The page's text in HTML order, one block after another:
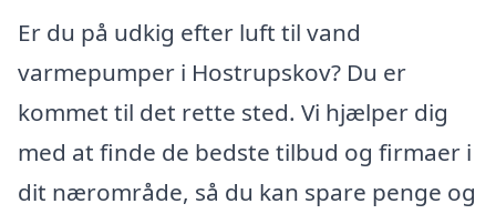
Er du på udkig efter luft til vand
varmepumper i Hostrupskov? Du er
kommet til det rette sted. Vi hjælper dig
med at finde de bedste tilbud og firmaer i
dit nærområde, så du kan spare penge og